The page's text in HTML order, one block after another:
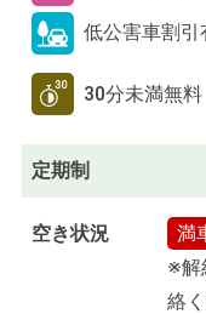
低公害車割引
30分未満無料
定期制
空き状況
満
※解
絡